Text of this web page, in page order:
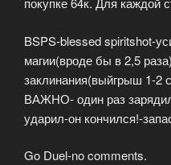
BSPS-blessed spiritshot-
магии(вроде бы в 2,5
заклинания(выйгрыш 1-2
ВАЖНО- один раз
ударил-он кончился!-
Go Duel-no comments.